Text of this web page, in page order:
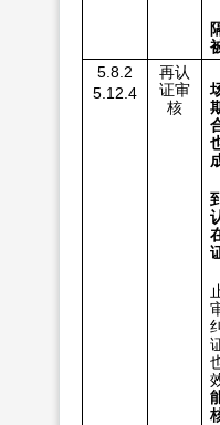
5.8.2
5.12.4
再认
证审
核